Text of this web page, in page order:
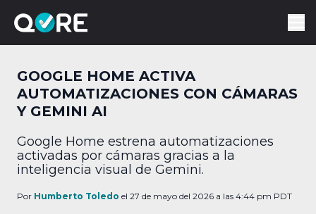
GOOGLE HOME ACTIVA
AUTOMATIZACIONES CON CÁMARAS
Y GEMINI AI
Google Home estrena automatizaciones
activadas por cámaras gracias a la
inteligencia visual de Gemini.
Por Humberto Toledo el 27 de mayo del 2026 a las 4:44 pm PDT